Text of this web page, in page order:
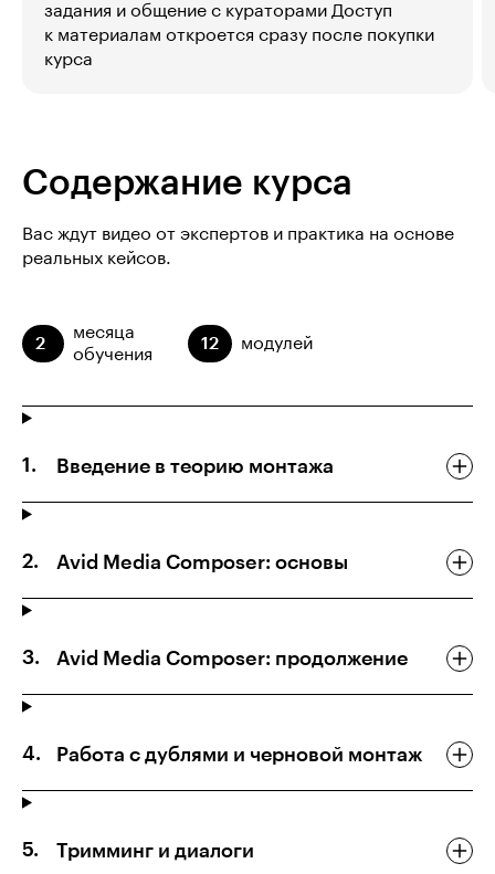
задания и общение с кураторами Доступ
к материалам откроется сразу после покупки
курса
Содержание курса
Вас ждут видео от экспертов и практика на основе
реальных кейсов.
2
месяца
обучения
12 модулей
Введение в теорию монтажа
Avid Media Composer: основы
Avid Media Composer: продолжение
Работа с дублями и черновой монтаж
Тримминг и диалоги